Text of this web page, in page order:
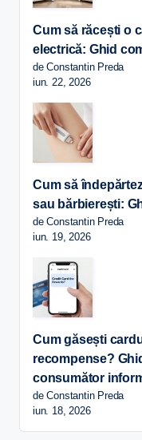
Cum să răcești o
electrică: Ghid
de Constantin Preda
iun. 22, 2026
Cum să
sau bărbierești:
de Constantin Preda
iun. 19, 2026
Cum găsești
recompense?
consumător
de Constantin Preda
iun. 18, 2026